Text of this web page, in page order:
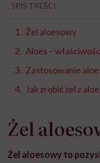
SPIS TREŚCI
Żel aloesowy
Aloes –
Zastosowanie
Jak zrobić żel z
Żel
Żel aloesowy to